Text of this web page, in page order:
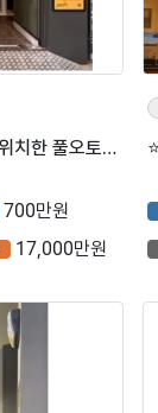
『천안시』주거단지 메인 번화가에 위치한 풀오토 매장【컴포즈커피】
700만원
17,000만원